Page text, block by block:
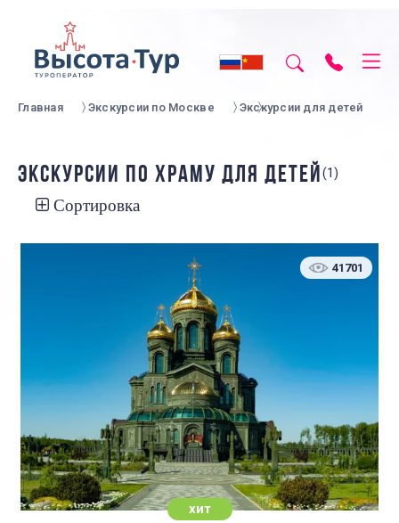
Главная Экскурсии по Москве Экскурсии для детей
ЭКСКУРСИИ ПО ХРАМУ ДЛЯ ДЕТЕЙ(1)
Сортировка
41701
хит